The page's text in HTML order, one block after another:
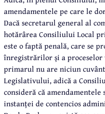
amendamentele pe care le
Dacă secretarul general al
hotărârea Consiliului Local
este o faptă penală, care se
înregistrărilor și a
primarul nu are niciun
Legislativului, adică a
consideră că
instanței de contencios